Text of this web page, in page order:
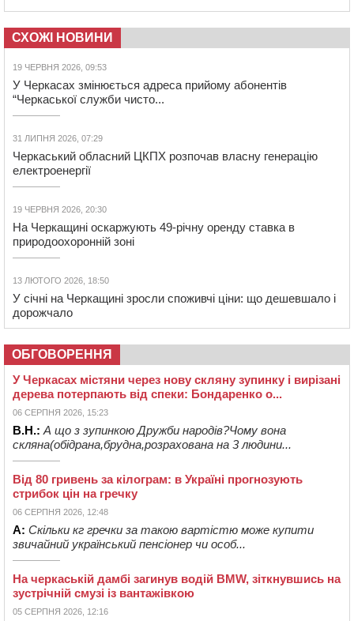
СХОЖІ НОВИНИ
19 ЧЕРВНЯ 2026, 09:53
У Черкасах змінюється адреса прийому абонентів
“Черкаської служби чисто...
31 ЛИПНЯ 2026, 07:29
Черкаський обласний ЦКПХ розпочав власну генерацію
електроенергії
19 ЧЕРВНЯ 2026, 20:30
На Черкащині оскаржують 49-річну оренду ставка в
природоохоронній зоні
13 ЛЮТОГО 2026, 18:50
У січні на Черкащині зросли споживчі ціни: що дешевшало і
дорожчало
ОБГОВОРЕННЯ
У Черкасах містяни через нову скляну зупинку і вирізані
дерева потерпають від спеки: Бондаренко о...
06 СЕРПНЯ 2026, 15:23
В.Н.: А що з зупинкою Дружби народів?Чому вона
скляна(обідрана,брудна,розрахована на 3 людини...
Від 80 гривень за кілограм: в Україні прогнозують
стрибок цін на гречку
06 СЕРПНЯ 2026, 12:48
А: Скільки кг гречки за такою вартістю може купити
звичайний український пенсіонер чи особ...
На черкаській дамбі загинув водій BMW, зіткнувшись на
зустрічній смузі із вантажівкою
05 СЕРПНЯ 2026, 12:16